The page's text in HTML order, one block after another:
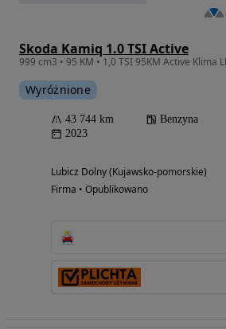
Skoda Kamiq 1.0 TSI Active
Wyróżnione
43 744 km Benzyna
2023
Lubicz Dolny (Kujawsko-pomorskie)
Firma • Opublikowano